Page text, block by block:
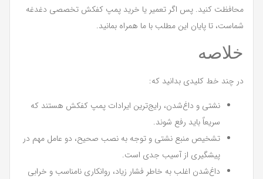
محافظت کنید. پس اگر تعمیر یا خرید پمپ کفکش تخصصی دغدغه
شماست، تا پایان این مطلب با ما همراه بمانید.
خلاصه
در چند خط کلیدی بدانید که:
نشتی و داغ‌شدن، رایج‌ترین ایرادات پمپ کفکش هستند که
سریعاً باید رفع شوند.
تشخیص منبع نشتی و توجه به نصب صحیح، دو عامل مهم در
پیشگیری از آسیب جدی است.
داغ‌شدن اغلب به خاطر فشار زیاد، روانکاری نامناسب و خرابی